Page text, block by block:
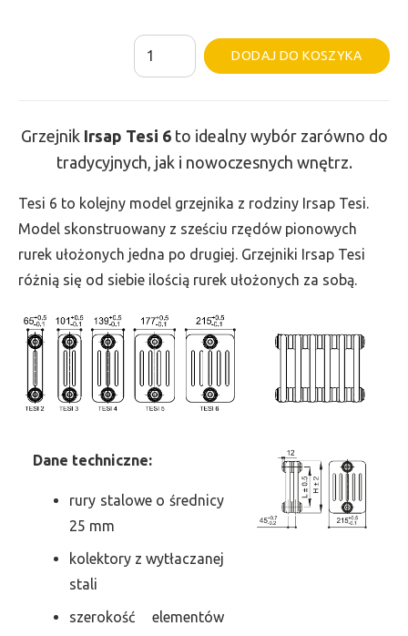
ilość
Grzejnik
-
wys.
500,
szer.
495,
1054
DODAJ DO KOSZYKA
Grzejnik Irsap Tesi 6to idealny wybór zarówno do
tradycyjnych, jak i nowoczesnych wnętrz.
Tesi 6 to kolejny model grzejnika z rodziny Irsap Tesi.
Model skonstruowany z sześciu rzędów pionowych
rurek ułożonych jedna po drugiej. Grzejniki Irsap Tesi
różnią się od siebie ilością rurek ułożonych za sobą.
Dane techniczne:
rury stalowe o średnicy
25 mm
kolektory z wytłaczanej
stali
szerokość elementów